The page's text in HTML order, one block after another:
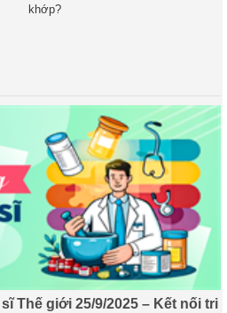
khớp?
Thế giới 25/9/2025 – Kết nối tri